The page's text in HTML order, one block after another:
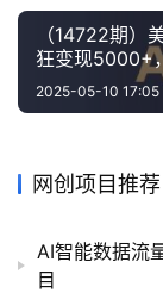
（14722期）
狂变现5000+
2025-05-10 17:05
网创项目推荐
AI智能数据流
目